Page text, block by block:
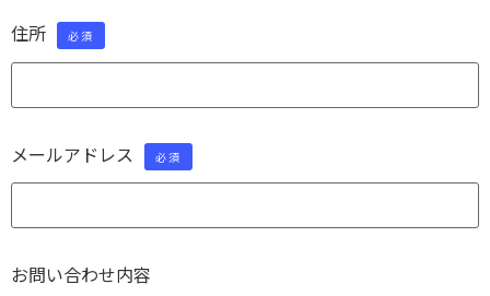
住所 必須
メールアドレス 必須
お問い合わせ内容